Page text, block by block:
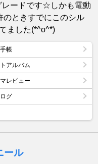
レードです☆しかも電動
のときすでにこのシル
ました(*^o^*)
帳
アルバム
レビュー
グ
ール